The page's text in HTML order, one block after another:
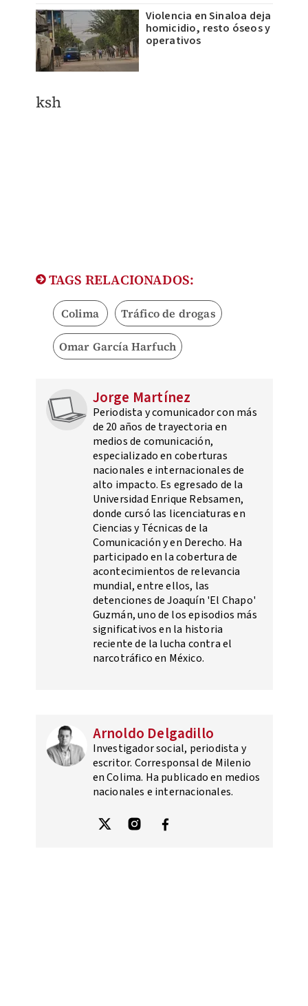
Violencia en Sinaloa deja
homicidio, resto óseos y
operativos
ksh
TAGS RELACIONADOS:
Colima Tráfico de drogas
Omar García Harfuch
Jorge Martínez
Periodista y comunicador con más
de 20 años de trayectoria en
medios de comunicación,
especializado en coberturas
nacionales e internacionales de
alto impacto. Es egresado de la
Universidad Enrique Rebsamen,
donde cursó las licenciaturas en
Ciencias y Técnicas de la
Comunicación y en Derecho. Ha
participado en la cobertura de
acontecimientos de relevancia
mundial, entre ellos, las
detenciones de Joaquín 'El Chapo'
Guzmán, uno de los episodios más
significativos en la historia
reciente de la lucha contra el
narcotráfico en México.
Arnoldo Delgadillo
Investigador social, periodista y
escritor. Corresponsal de Milenio
en Colima. Ha publicado en medios
nacionales e internacionales.